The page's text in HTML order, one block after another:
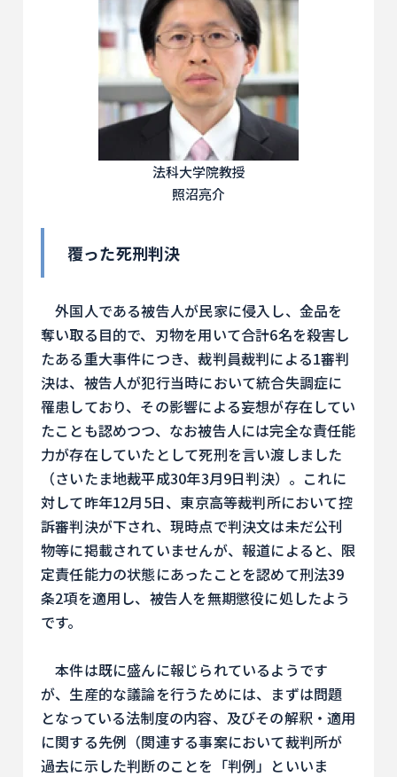
法科大学院教授
照沼亮介
覆った死刑判決
外国人である被告人が民家に侵入し、金品を
奪い取る目的で、刃物を用いて合計6名を殺害し
たある重大事件につき、裁判員裁判による1審判
決は、被告人が犯行当時において統合失調症に
罹患しており、その影響による妄想が存在してい
たことも認めつつ、なお被告人には完全な責任能
力が存在していたとして死刑を言い渡しました
（さいたま地裁平成30年3月9日判決）。これに
対して昨年12月5日、東京高等裁判所において控
訴審判決が下され、現時点で判決文は未だ公刊
物等に掲載されていませんが、報道によると、限
定責任能力の状態にあったことを認めて刑法39
条2項を適用し、被告人を無期懲役に処したよう
です。
本件は既に盛んに報じられているようです
が、生産的な議論を行うためには、まずは問題
となっている法制度の内容、及びその解釈・適用
に関する先例（関連する事案において裁判所が
過去に示した判断のことを「判例」といいま